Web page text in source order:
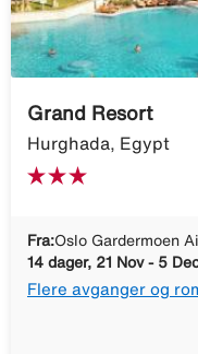
Grand Resort
Hurghada, Egypt
Fra:Oslo Gardermoen
14 dager, 21 Nov - 5
Flere avganger og